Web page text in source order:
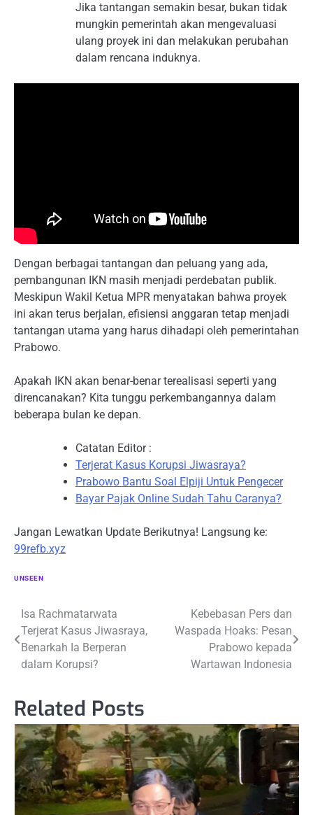
Jika tantangan semakin besar, bukan tidak
mungkin pemerintah akan mengevaluasi
ulang proyek ini dan melakukan perubahan
dalam rencana induknya.
Dengan berbagai tantangan dan peluang yang ada,
pembangunan IKN masih menjadi perdebatan publik.
Meskipun Wakil Ketua MPR menyatakan bahwa proyek
ini akan terus berjalan, efisiensi anggaran tetap menjadi
tantangan utama yang harus dihadapi oleh pemerintahan
Prabowo.
Apakah IKN akan benar-benar terealisasi seperti yang
direncanakan? Kita tunggu perkembangannya dalam
beberapa bulan ke depan.
Catatan Editor :
Terjerat Kasus Korupsi Jiwasraya?
Prabowo Bantu Soal Elpiji Untuk Pengecer
Bayar Pajak Online Sudah Tahu Caranya?
Jangan Lewatkan Update Berikutnya! Langsung ke:
99refb.xyz
UNSEEN
Navigasi
pos
Isa Rachmatarwata
Terjerat Kasus Jiwasraya,
Benarkah Ia Berperan
dalam Korupsi?
Kebebasan Pers dan
Waspada Hoaks: Pesan
Prabowo kepada
Wartawan Indonesia
Related Posts